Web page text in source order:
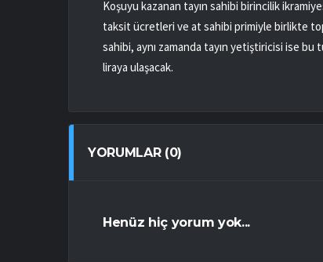
Koşuyu kazanan tayın sahibi birincilik
taksit ücretleri ve at sahibi primiyle birlikte
sahibi, aynı zamanda tayın yetiştiricisi ise
liraya ulaşacak.
YORUMLAR (0)
Henüz hiç yorum yok...